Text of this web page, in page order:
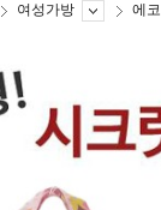
여성가방 에